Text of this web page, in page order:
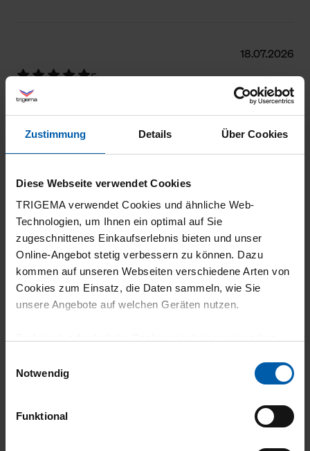
Zustimmung Details Über Cookies
Diese Webseite verwendet Cookies
TRIGEMA verwendet Cookies und ähnliche Web-
Technologien, um Ihnen ein optimal auf Sie
zugeschnittenes Einkaufserlebnis bieten und unser
Online-Angebot stetig verbessern zu können. Dazu
kommen auf unseren Webseiten verschiedene Arten von
Cookies zum Einsatz, die Daten sammeln, wie Sie
unsere Angebote auf welchen Geräten nutzen.
grundlegende Funktionen wie etwa zur Auswahl und
gewährleisten.
Notwendig
Funktional
18.07.2026
5
gute Qualität und Passform
4
Die zugband Halterung habe ich anderweitig
besorgt
Unglaublich angenehm zu tragen..